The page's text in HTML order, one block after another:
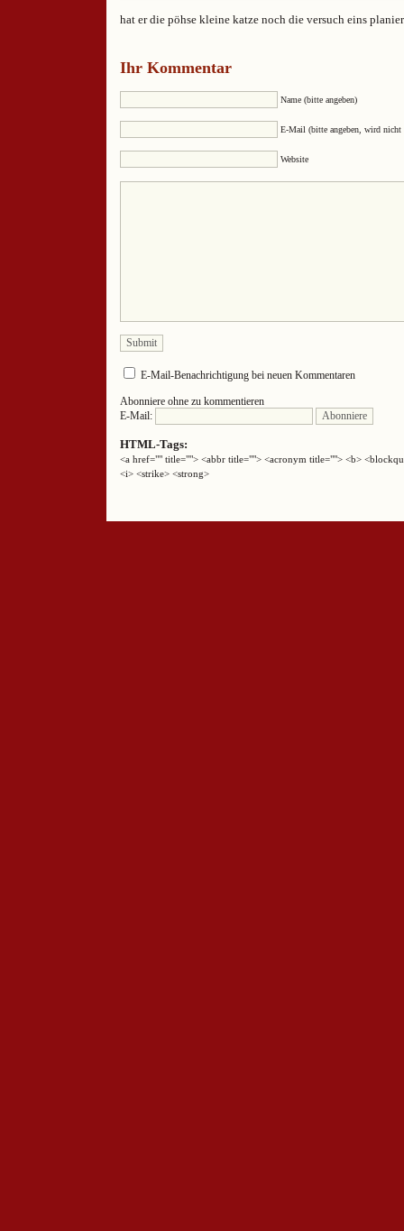
hat er die pöhse kleine katze noch die versuch eins
Ihr Kommentar
Name (bitte angeben)
E-Mail (bitte angeben, wird nicht
Website
E-Mail-Benachrichtigung bei neuen Kommentaren
Abonniere ohne zu kommentieren
E-Mail:
HTML-Tags:
<a href="" title=""> <abbr title=""> <acronym title=""> <b>
<i> <strike> <strong>